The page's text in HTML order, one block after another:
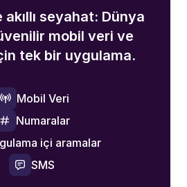
seyahat: Dünya
mobil veri ve
tek bir uygulama.
Mobil Veri
Numaralar
içi aramalar
SMS